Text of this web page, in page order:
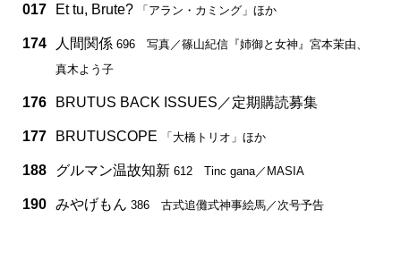
017 Et tu, Brute? 「アラン・カミング」ほか
174 人間関係 696 写真／篠山紀信『姉御と女神』宮本茉由、
真木よう子
176 BRUTUS BACK ISSUES／定期購読募集
177 BRUTUSCOPE 「大橋トリオ」ほか
188 グルマン温故知新 612 Tinc gana／MASIA
190 みやげもん 386 古式追儺式神事絵馬／次号予告